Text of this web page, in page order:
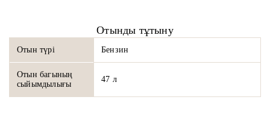
Отынды тұтыну
Отын түрі Бензин
Отын багының
сыйымдылығы
47 л